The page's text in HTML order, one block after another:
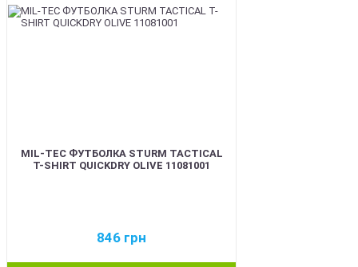
MIL-TEC ФУТБОЛКА STURM TACTICAL
T-SHIRT QUICKDRY OLIVE 11081001
846 грн